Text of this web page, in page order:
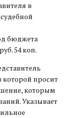
в
бюджета
54 коп.
которой просит
которым
Указывает